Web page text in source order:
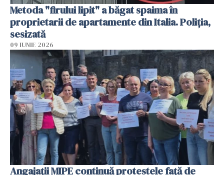
Metoda "firului lipit" a băgat spaima în
proprietarii de apartamente din Italia. Poliția,
sesizată
09 IUNIE 2026
Angajaţii MIPE continuă protestele faţă de